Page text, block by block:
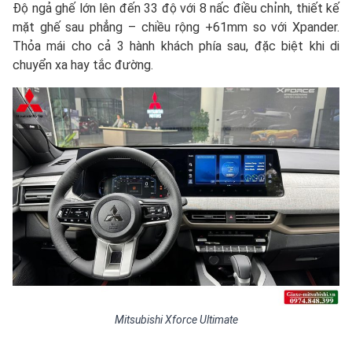
Độ ngả ghế lớn lên đến 33 độ với 8 nấc điều chỉnh, thiết kế
mặt ghế sau phẳng – chiều rộng +61mm so với Xpander.
Thỏa mái cho cả 3 hành khách phía sau, đặc biệt khi di
chuyển xa hay tắc đường.
Mitsubishi Xforce Ultimate